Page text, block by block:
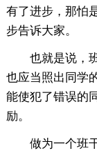
有了进步，那怕
步告诉大家。
也就是说，
也应当照出同学
能使犯了错误的
励。
做为一个班